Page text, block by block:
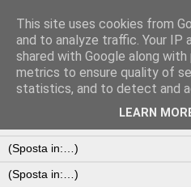
This site uses cookies from
and to analyze traffic. Your IP
shared with Google along
metrics to ensure quality of
statistics, and to detect and
LEARN